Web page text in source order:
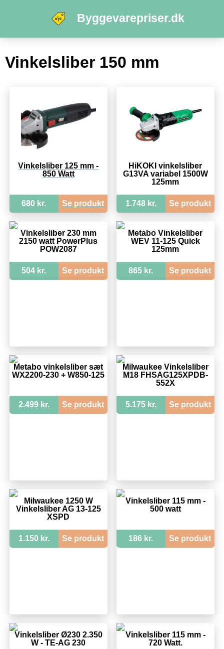
Byggevarepriser.dk
Vinkelsliber 150 mm
Vinkelsliber 125 mm -
850 Watt
680 kr. Se produkt
HiKOKI vinkelsliber
G13VA variabel 1500W
125mm
1.748 kr. Se produkt
Vinkelsliber 230 mm
2150 watt PowerPlus
POW2087
504 kr. Se produkt
Metabo Vinkelsliber
WEV 11-125 Quick
125mm
865 kr. Se produkt
Metabo vinkelsliber sæt
WX2200-230 + W850-125
2.499 kr. Se produkt
Milwaukee Vinkelsliber
M18 FHSAG125XPDB-
552X
5.175 kr. Se produkt
Milwaukee 1250 W
Vinkelsliber AG 13-125
XSPD
1.150 kr. Se produkt
Vinkelsliber 115 mm -
500 watt
186 kr. Se produkt
Vinkelsliber Ø230 2.350
W - TE-AG 230
Vinkelsliber 115 mm -
720 Watt.